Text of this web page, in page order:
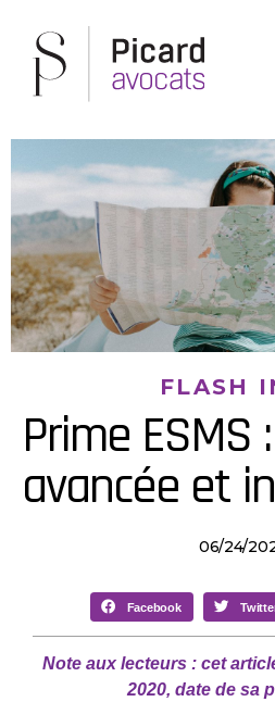
FLASH
Prime ESMS
avancée et
06/24/
Facebook
Note aux lecteurs : cet
2020, date de sa